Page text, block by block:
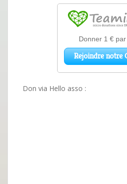
Don via Hello asso :